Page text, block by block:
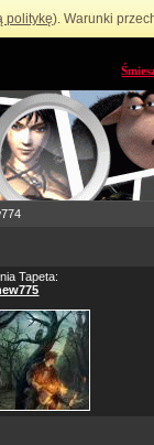
politykę). Warunki
Tapeta: